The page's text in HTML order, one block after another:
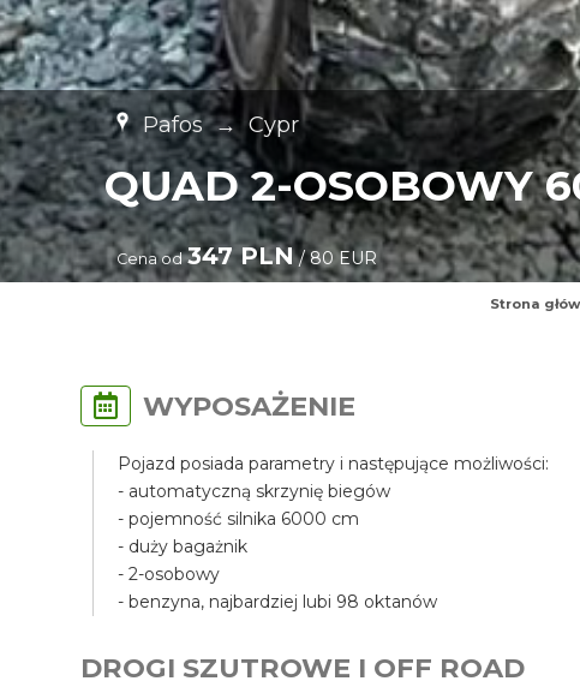
Pafos → Cypr
QUAD 2-OSOBOWY
Cena od 347 PLN/ 80 EUR
Strona
WYPOSAŻENIE
Pojazd posiada parametry i następujące możliwości:
- automatyczną skrzynię biegów
- pojemność silnika 6000 cm
- duży bagażnik
- 2-osobowy
- benzyna, najbardziej lubi 98 oktanów
DROGI SZUTROWE I OFF ROAD